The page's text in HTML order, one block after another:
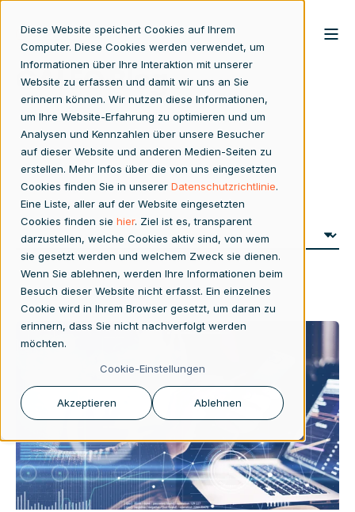
Diese Website speichert Cookies auf Ihrem
Computer. Diese Cookies werden verwendet, um
Informationen über Ihre Interaktion mit unserer
Website zu erfassen und damit wir uns an Sie
erinnern können. Wir nutzen diese Informationen,
um Ihre Website-Erfahrung zu optimieren und um
Analysen und Kennzahlen über unsere Besucher
auf dieser Website und anderen Medien-Seiten zu
erstellen. Mehr Infos über die von uns eingesetzten
Cookies finden Sie in unserer Datenschutzrichtlinie.
Eine Liste, aller auf der Website eingesetzten
Cookies finden sie hier. Ziel ist es, transparent
darzustellen, welche Cookies aktiv sind, von wem
sie gesetzt werden und welchem Zweck sie dienen.
Wenn Sie ablehnen, werden Ihre Informationen beim
Besuch dieser Website nicht erfasst. Ein einzelnes
Cookie wird in Ihrem Browser gesetzt, um daran zu
erinnern, dass Sie nicht nachverfolgt werden
möchten.
Cookie-Einstellungen
Akzeptieren Ablehnen
CALEO Blog